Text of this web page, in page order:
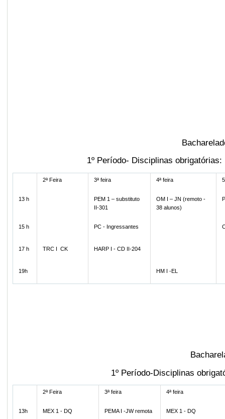
1º Período- Disciplinas
2ª Feira 3ª feira 4ª feira
13 h
PEM 1 – substituto
II-301
OM I – JN (remoto -
38 alunos)
15 h PC - Ingressantes
17 h TRC I CK HARP I - CD II-204
19h HM I -EL
1º Período-Disciplinas
2ª Feira 3ª feira 4ª feira
13h MEX 1 - DQ PEMA I -JW remota MEX 1 - DQ